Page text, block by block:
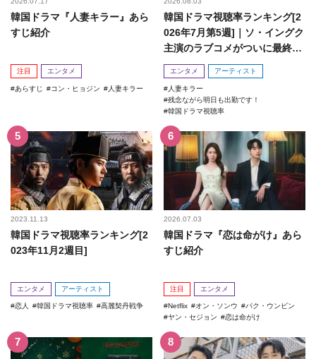
韓国ドラマ『人妻キラー』あら
すじ紹介
注目 エンタメ
あらすじ コン・ヒョジン 人妻キラー
韓国ドラマ視聴率ランキング[2
026年7月第5週]｜ソ・イングク
主演のラブコメがついに最終
回！
エンタメ アーティスト
人妻キラー
残念ながら明日も出勤です！
韓国ドラマ視聴率
2023.11.13
韓国ドラマ視聴率ランキング[2
023年11月2週目]
エンタメ アーティスト
恋人 韓国ドラマ視聴率 高麗契丹戦争
2026.07.03
韓国ドラマ『恋は命がけ』あら
すじ紹介
注目 エンタメ
Netflix オン・ソンウ
パク・ウンビン
ヤン・セジョン
恋は命がけ